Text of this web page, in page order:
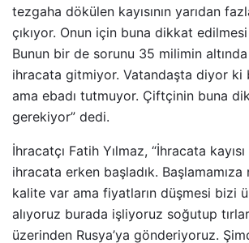
tezgaha dökülen kayısının yarıdan
çıkıyor. Onun için buna dikkat
Bunun bir de sorunu 35 milimin altında
ihracata gitmiyor. Vatandaşta diyor ki
ama ebadı tutmuyor. Çiftçinin buna
gerekiyor” dedi.
İhracatçı Fatih Yılmaz, “İhracata
ihracata erken başladık.
kalite var ama fiyatların düşmesi bizi
alıyoruz burada işliyoruz soğutup
üzerinden Rusya’ya gönderiyoruz.